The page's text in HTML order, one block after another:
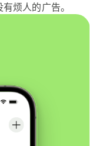
烦人的广告。